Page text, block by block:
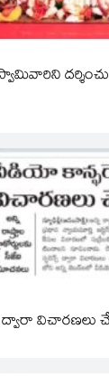
విచారణలు